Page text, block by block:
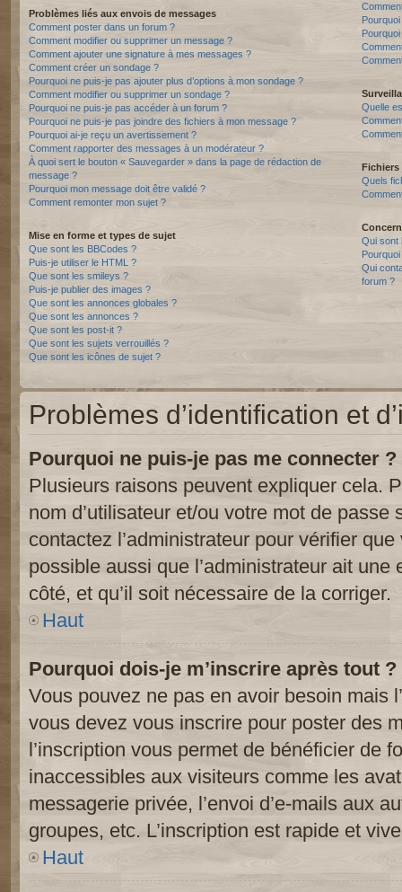
Problèmes liés aux envois de messages
Comment poster dans un forum ?
Comment modifier ou supprimer un message ?
Comment ajouter une signature à mes messages ?
Comment créer un sondage ?
Pourquoi ne puis-je pas ajouter plus d’options à mon sondage ?
Comment modifier ou supprimer un sondage ?
Pourquoi ne puis-je pas accéder à un forum ?
Pourquoi ne puis-je pas joindre des fichiers à mon message ?
Pourquoi ai-je reçu un avertissement ?
Comment rapporter des messages à un modérateur ?
À quoi sert le bouton « Sauvegarder » dans la page de rédaction de
message ?
Pourquoi mon message doit être validé ?
Comment remonter mon sujet ?
Mise en forme et types de sujet
Que sont les BBCodes ?
Puis-je utiliser le HTML ?
Que sont les smileys ?
Puis-je publier des images ?
Que sont les annonces globales ?
Que sont les annonces ?
Que sont les post-it ?
Que sont les sujets verrouillés ?
Que sont les icônes de sujet ?
Quelle
Quels
Qui sont
Qui
forum ?
Problèmes d’identification et
Pourquoi ne puis-je pas me connecter ?
Plusieurs raisons peuvent expliquer cela.
nom d’utilisateur et/ou votre mot de passe
contactez l’administrateur pour vérifier
possible aussi que l’administrateur ait
côté, et qu’il soit nécessaire de la corriger.
Haut
Pourquoi dois-je m’inscrire après tout ?
Vous pouvez ne pas en avoir besoin mais
vous devez vous inscrire pour poster des
l’inscription vous permet de bénéficier de
inaccessibles aux visiteurs comme les
messagerie privée, l’envoi d’e-mails aux
groupes, etc. L’inscription est rapide et
Haut